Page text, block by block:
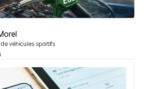
véhicules sportifs